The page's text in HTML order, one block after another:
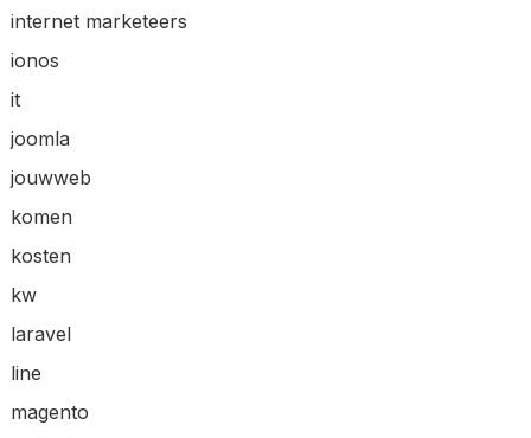
internet marketeers
ionos
it
joomla
jouwweb
komen
kosten
kw
laravel
line
magento